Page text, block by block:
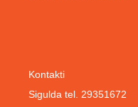
Kontakti
Sigulda tel. 29351672